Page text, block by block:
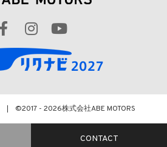
©2017 - 2026株式会社ABE MOTORS
CONTACT